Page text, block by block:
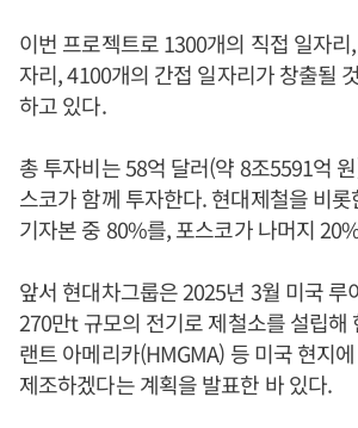
이번 프로젝트로 1300개의 직접 일자
자리, 4100개의 간접 일자리가 창출될
하고 있다.
총 투자비는 58억 달러(약 8조5591억
스코가 함께 투자한다. 현대제철을 비
기자본 중 80%를, 포스코가 나머지
앞서 현대차그룹은 2025년 3월 미국 루
270만t 규모의 전기로 제철소를 설립해
랜트 아메리카(HMGMA) 등 미국 현지
제조하겠다는 계획을 발표한 바 있다.